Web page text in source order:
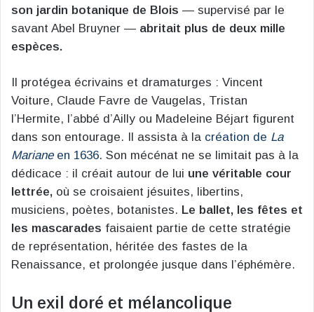
son jardin botanique de Blois — supervisé par le
savant Abel Bruyner — abritait plus de deux mille
espèces.
Il protégea écrivains et dramaturges : Vincent
Voiture, Claude Favre de Vaugelas, Tristan
l’Hermite, l’abbé d’Ailly ou Madeleine Béjart figurent
dans son entourage. Il assista à la création de La
Marianeen 1636. Son mécénat ne se limitait pas à la
dédicace : il créait autour de lui une véritable cour
lettrée, où se croisaient jésuites, libertins,
musiciens, poètes, botanistes. Le ballet, les fêtes et
les mascarades faisaient partie de cette stratégie
de représentation, héritée des fastes de la
Renaissance, et prolongée jusque dans l’éphémère.
Un exil doré et mélancolique